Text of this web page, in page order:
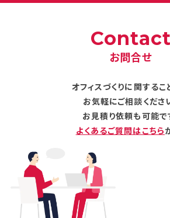
Contact
お問合せ
オフィスづくりに関するこ
お気軽にご相談くださ
お見積り依頼も可能で
よくあるご質問はこちら